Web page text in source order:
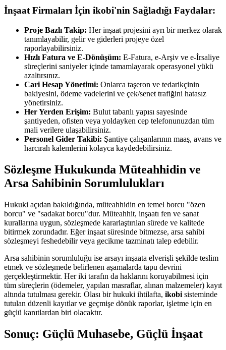
İnşaat Firmaları İçin ikobi'nin Sağladığı Faydalar:
Proje Bazlı Takip: Her inşaat projesini ayrı bir merkez olarak
tanımlayabilir, gelir ve giderleri projeye özel
raporlayabilirsiniz.
Hızlı Fatura ve E-Dönüşüm: E-Fatura, e-Arşiv ve e-İrsaliye
süreçlerini saniyeler içinde tamamlayarak operasyonel yükü
azaltırsınız.
Cari Hesap Yönetimi: Onlarca taşeron ve tedarikçinin
bakiyesini, ödeme vadelerini ve çek/senet trafiğini hatasız
yönetirsiniz.
Her Yerden Erişim: Bulut tabanlı yapısı sayesinde
şantiyeden, ofisten veya yoldayken cep telefonunuzdan tüm
mali verilere ulaşabilirsiniz.
Personel Gider Takibi: Şantiye çalışanlarının maaş, avans ve
harcırah kalemlerini kolayca kaydedebilirsiniz.
Sözleşme Hukukunda Müteahhidin ve
Arsa Sahibinin Sorumlulukları
Hukuki açıdan bakıldığında, müteahhidin en temel borcu "özen
borcu" ve "sadakat borcu"dur. Müteahhit, inşaatı fen ve sanat
kurallarına uygun, sözleşmede kararlaştırılan sürede ve kalitede
bitirmek zorundadır. Eğer inşaat süresinde bitmezse, arsa sahibi
sözleşmeyi feshedebilir veya gecikme tazminatı talep edebilir.
Arsa sahibinin sorumluluğu ise arsayı inşaata elverişli şekilde teslim
etmek ve sözleşmede belirlenen aşamalarda tapu devrini
gerçekleştirmektir. Her iki tarafın da haklarını koruyabilmesi için
tüm süreçlerin (ödemeler, yapılan masraflar, alınan malzemeler) kayıt
altında tutulması gerekir. Olası bir hukuki ihtilafta, ikobi sisteminde
tutulan düzenli kayıtlar ve geçmişe dönük raporlar, işletme için en
güçlü kanıtlardan biri olacaktır.
Sonuç: Güçlü Muhasebe, Güçlü İnşaat